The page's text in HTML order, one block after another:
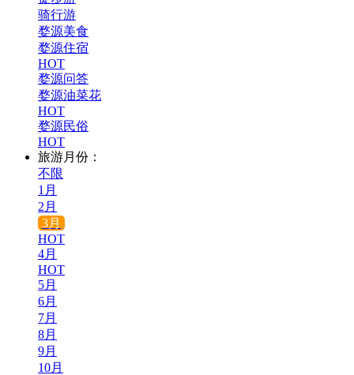
骑行游
婺源美食
婺源住宿
HOT
婺源问答
婺源油菜花
HOT
婺源民俗
HOT
旅游月份：
不限
1月
2月
3月
HOT
4月
HOT
5月
6月
7月
8月
9月
10月